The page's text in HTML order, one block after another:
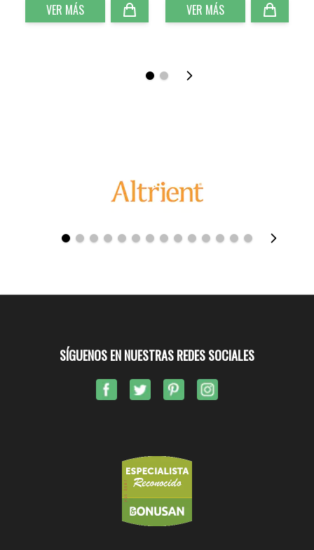
VER MÁS
VER MÁS
SÍGUENOS EN NUESTRAS REDES SOCIALES